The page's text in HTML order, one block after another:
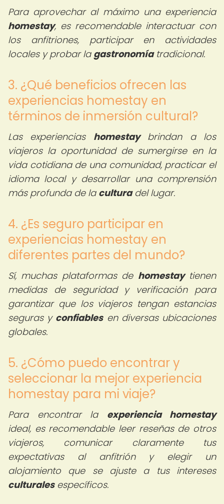
Para aprovechar al máximo una experiencia
homestay, es recomendable interactuar con
los anfitriones, participar en actividades
locales y probar la gastronomíatradicional.
3. ¿Qué beneficios ofrecen las
experiencias homestay en
términos de inmersión cultural?
Las experiencias homestaybrindan a los
viajeros la oportunidad de sumergirse en la
vida cotidiana de una comunidad, practicar el
idioma local y desarrollar una comprensión
más profunda de la culturadel lugar.
4. ¿Es seguro participar en
experiencias homestay en
diferentes partes del mundo?
Sí, muchas plataformas de homestaytienen
medidas de seguridad y verificación para
garantizar que los viajeros tengan estancias
seguras y confiablesen diversas ubicaciones
globales.
5. ¿Cómo puedo encontrar y
seleccionar la mejor experiencia
homestay para mi viaje?
Para encontrar la experiencia homestay
ideal, es recomendable leer reseñas de otros
viajeros, comunicar claramente tus
expectativas al anfitrión y elegir un
alojamiento que se ajuste a tus intereses
culturalesespecíficos.